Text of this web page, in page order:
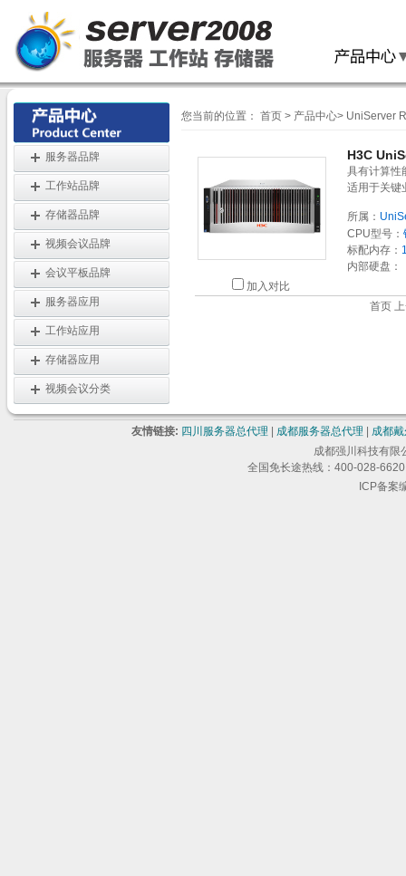
服务器品牌
工作站品牌
存储器品牌
视频会议品牌
会议平板品牌
服务器应用
工作站应用
存储器应用
视频会议分类
您当前的位置： 首页 > 产品中心> UniServer
加入对比
H3C
具有计算性
适用于关键
所属：
CPU型号：
标配内存：
内部硬盘：
首页
友情链接: 四川服务器总代理 成都服务器总代理
成都
成都强川科技有限
全国免长途热线：400-028-
ICP备案